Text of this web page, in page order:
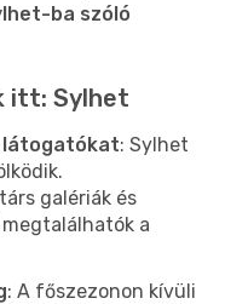
ba szóló
itt: Sylhet
látogatókat: Sylhet
galériák és
a
: A főszezonon kívüli